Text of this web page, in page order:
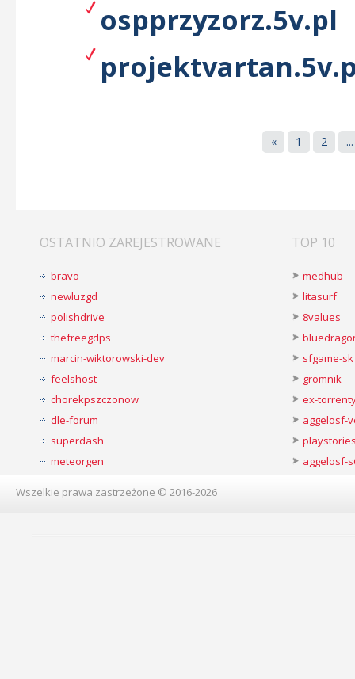
ospprzyzorz.5v.pl
« 1 2 ...
OSTATNIO ZAREJESTROWANE
bravo
newluzgd
polishdrive
thefreegdps
marcin-wiktorowski-dev
feelshost
chorekpszczonow
dle-forum
superdash
meteorgen
TOP 10
medhub
litasurf
8values
sfgame-sk
gromnik
ex-
aggelosf-
aggelosf-
Wszelkie prawa zastrzeżone © 2016-2026